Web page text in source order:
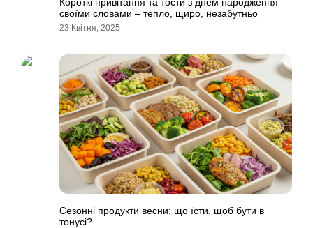
своїми словами – тепло, щиро, незабутньо
23 Квітня, 2025
Сезонні продукти весни: що їсти, щоб бути в
тонусі?